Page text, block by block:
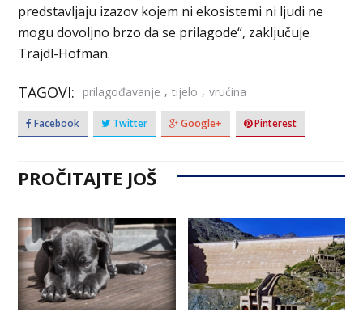
predstavljaju izazov kojem ni ekosistemi ni ljudi ne
mogu dovoljno brzo da se prilagode“, zaključuje
Trajdl-Hofman.
TAGOVI: prilagođavanje , tijelo , vrućina
Facebook Twitter Google+ Pinterest
PROČITAJTE JOŠ